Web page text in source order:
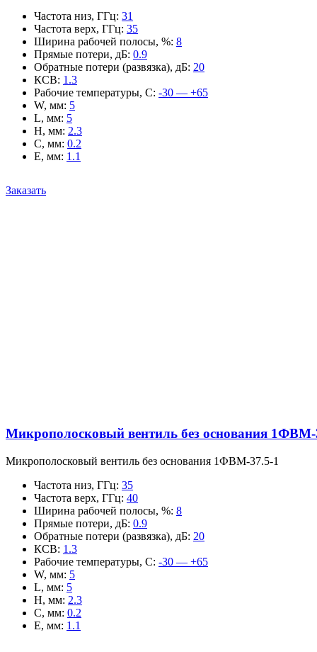
Частота низ, ГГц: 31
Частота верх, ГГц: 35
Ширина рабочей полосы, %: 8
Прямые потери, дБ: 0.9
Обратные потери (развязка), дБ: 20
КСВ: 1.3
Рабочие температуры, С: -30 — +65
W, мм: 5
L, мм: 5
H, мм: 2.3
C, мм: 0.2
E, мм: 1.1
Заказать
Микрополосковый вентиль без основания 1ФВМ-
Микрополосковый вентиль без основания 1ФВМ-37.5-1
Частота низ, ГГц: 35
Частота верх, ГГц: 40
Ширина рабочей полосы, %: 8
Прямые потери, дБ: 0.9
Обратные потери (развязка), дБ: 20
КСВ: 1.3
Рабочие температуры, С: -30 — +65
W, мм: 5
L, мм: 5
H, мм: 2.3
C, мм: 0.2
E, мм: 1.1